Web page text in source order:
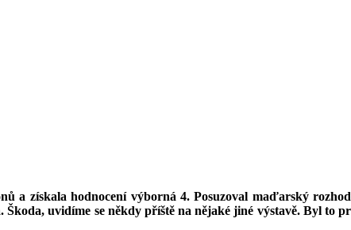
a získala hodnocení výborná 4. Posuzoval maďarský
Škoda, uvidíme se někdy příště na nějaké jiné výstavě. Byl to